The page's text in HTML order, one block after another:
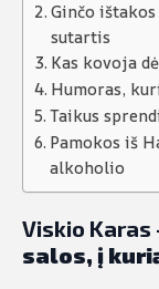
Ginčo
sutartis
Kas kovoja
Humoras,
Taikus
Pamokos iš
alkoholio
Viskio Karas
salos, į